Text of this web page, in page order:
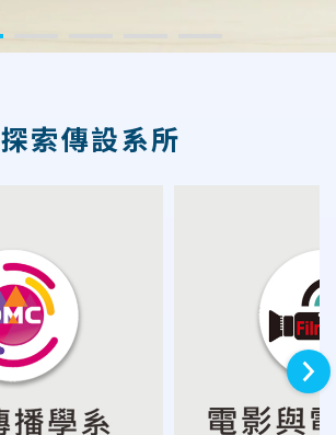
探索傳設系所
下一則